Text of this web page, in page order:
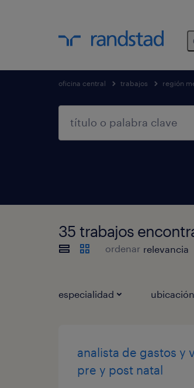
oficina central trabajos región
35 trabajos
ordenar
especialidad ubicación
analista de gastos y
pre y post natal